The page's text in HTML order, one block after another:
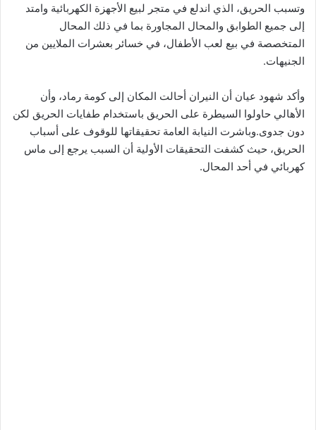
وتسبب الحريق، الذي اندلع في متجر لبيع الأجهزة الكهربائية وامتد
إلى جميع الطوابق والمحال المجاورة بما في ذلك المحال
المتخصصة في بيع لعب الأطفال، في خسائر بعشرات الملايين من
الجنيهات.
وأكد شهود عيان أن النيران أحالت المكان إلى كومة رماد، وأن
الأهالي حاولوا السيطرة على الحريق باستخدام طفايات الحريق لكن
دون جدوى.وباشرت النيابة العامة تحقيقاتها للوقوف على أسباب
الحريق، حيث كشفت التحقيقات الأولية أن السبب يرجع إلى ماس
كهربائي في أحد المحال.